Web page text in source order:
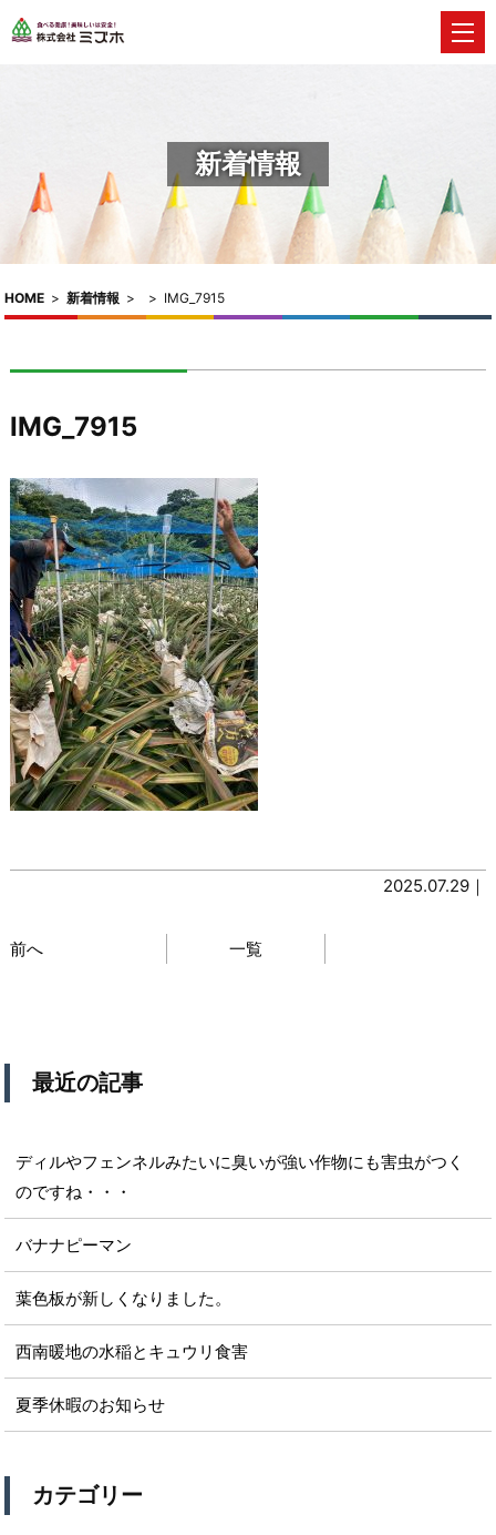
新着情報
HOME > 新着情報 > > IMG_7915
IMG_7915
2025.07.29｜
前へ 一覧
最近の記事
ディルやフェンネルみたいに臭いが強い作物にも害虫がつく
のですね・・・
バナナピーマン
葉色板が新しくなりました。
西南暖地の水稲とキュウリ食害
夏季休暇のお知らせ
カテゴリー